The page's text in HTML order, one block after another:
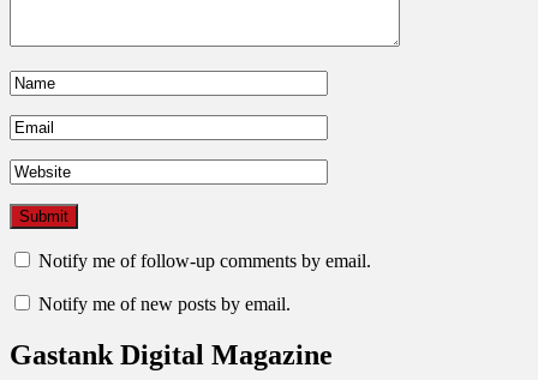
Notify me of follow-up comments by email.
Notify me of new posts by email.
Gastank Digital Magazine